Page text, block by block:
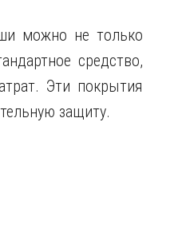
можно не только
средство,
Эти покрытия
защиту.